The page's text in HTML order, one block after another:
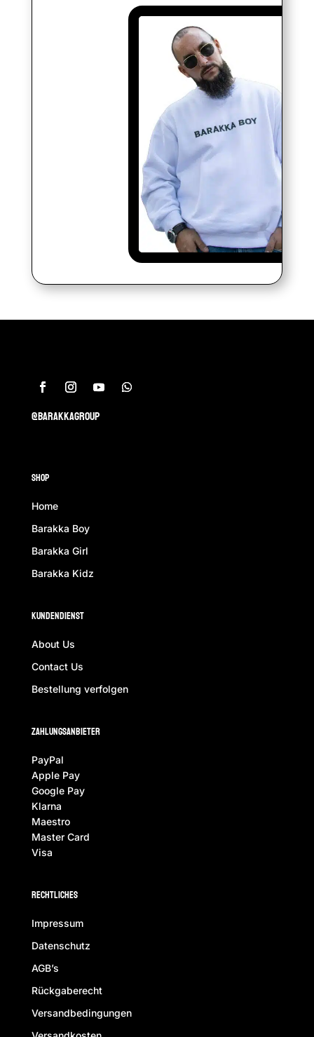
@barakkagroup
Shop
Home
Barakka Boy
Barakka Girl
Barakka Kidz
Kundendienst
About Us
Contact Us
Bestellung verfolgen
ZAhlungsanbieter
PayPal
Apple Pay
Google Pay
Klarna
Maestro
Master Card
Visa
Rechtliches
Impressum
Datenschutz
AGB’s
Rückgaberecht
Versandbedingungen